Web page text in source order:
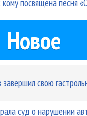
кому посвящена песня
Новое
завершил свою
суд о нарушении